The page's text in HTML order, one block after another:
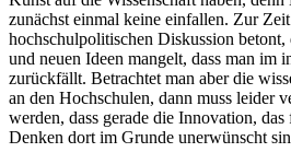
zunächst einmal keine einfallen. Zur
hochschulpolitischen Diskussion betont,
und neuen Ideen mangelt, dass man im
zurückfällt. Betrachtet man aber die
an den Hochschulen, dann muss leider
werden, dass gerade die Innovation,
Denken dort im Grunde unerwünscht